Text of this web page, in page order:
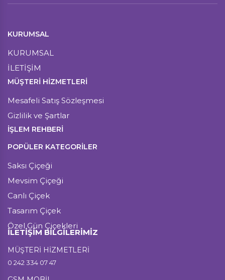
KURUMSAL
KURUMSAL
İLETİŞİM
MÜŞTERI HIZMETLERI
Mesafeli Satış Sözleşmesi
Gizlilik ve Şartlar
İŞLEM REHBERİ
POPÜLER KATEGORİLER
Saksı Çiçeği
Mevsim Çiçeği
Canlı Çiçek
Tasarım Çiçek
Özel Gün Çiçekleri
İLETİŞİM BİLGİLERİMİZ
MÜŞTERİ HİZMETLERİ
0 242 334 07 47